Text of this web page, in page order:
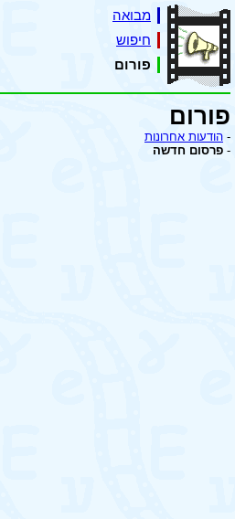
מבואה
חיפוש
פורום
פורום
- הודעות אחרונות
- פרסום חדשה